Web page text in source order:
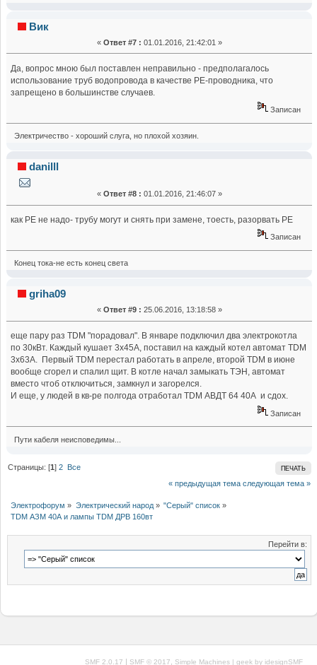
Вик
« Ответ #7 : 01.01.2016, 21:42:01 »
Да, вопрос мною был поставлен неправильно - предполагалось
использование труб водопровода в качестве РЕ-проводника, что
запрещено в большинстве случаев.
Записан
Электричество - хороший слуга, но плохой хозяин.
danilll
« Ответ #8 : 01.01.2016, 21:46:07 »
как PE не надо- трубу могут и снять при замене, тоесть, разорвать РЕ
Записан
Конец тока-не есть конец света
griha09
« Ответ #9 : 25.06.2016, 13:18:58 »
еще пару раз TDM "порадовал". В январе подключил два электрокотла
по 30кВт. Каждый кушает 3х45А, поставил на каждый котел автомат TDM
3х63А. Первый TDM перестал работать в апреле, второй TDM в июне
вообще сгорел и спалил щит. В котле начал замыкать ТЭН, автомат
вместо чтоб отключиться, замкнул и загорелся.
И еще, у людей в кв-ре полгода отработал TDM АВДТ 64 40А и сдох.
Записан
Пути кабеля неисповедимы...
ПЕЧАТЬ
Страницы: [1]2 Все
« предыдущая тема следующая тема »
Электрофорум » Электрический народ» "Серый" список»
TDM АЗМ 40А и лампы TDM ДРВ 160вт
Перейти в:
SMF 2.0.17 | SMF © 2017 Simple Machines | geek by idesignSMF